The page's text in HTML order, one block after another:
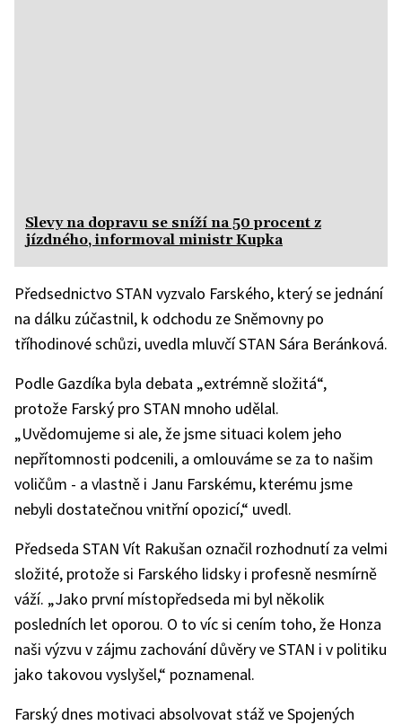
Slevy na dopravu se sníží na 50 procent z
jízdného, informoval ministr Kupka
Předsednictvo STAN vyzvalo Farského, který se jednání
na dálku zúčastnil, k odchodu ze Sněmovny po
tříhodinové schůzi, uvedla mluvčí STAN Sára Beránková.
Podle Gazdíka byla debata „extrémně složitá“,
protože Farský pro STAN mnoho udělal.
„Uvědomujeme si ale, že jsme situaci kolem jeho
nepřítomnosti podcenili, a omlouváme se za to našim
voličům - a vlastně i Janu Farskému, kterému jsme
nebyli dostatečnou vnitřní opozicí,“ uvedl.
Předseda STAN Vít Rakušan označil rozhodnutí za velmi
složité, protože si Farského lidsky i profesně nesmírně
váží. „Jako první místopředseda mi byl několik
posledních let oporou. O to víc si cením toho, že Honza
naši výzvu v zájmu zachování důvěry ve STAN i v politiku
jako takovou vyslyšel,“ poznamenal.
Farský dnes motivaci absolvovat stáž ve Spojených